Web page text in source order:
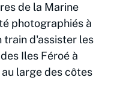
de la Marine
photographiés à
train d'assister les
Iles Féroé à
large des côtes